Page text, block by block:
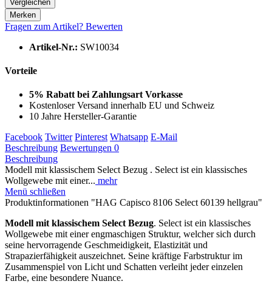
Vergleichen
Merken
Fragen zum Artikel? Bewerten
Artikel-Nr.: SW10034
Vorteile
5% Rabatt bei Zahlungsart Vorkasse
Kostenloser Versand innerhalb EU und Schweiz
10 Jahre Hersteller-Garantie
Facebook Twitter Pinterest Whatsapp E-Mail
Beschreibung Bewertungen 0
Beschreibung
Modell mit klassischem Select Bezug . Select ist ein klassisches
Wollgewebe mit einer... mehr
Menü schließen
Produktinformationen "HAG Capisco 8106 Select 60139 hellgrau"
Modell mit klassischem Select Bezug. Select ist ein klassisches
Wollgewebe mit einer engmaschigen Struktur, welcher sich durch
seine hervorragende Geschmeidigkeit, Elastizität und
Strapazierfähigkeit auszeichnet. Seine kräftige Farbstruktur im
Zusammenspiel von Licht und Schatten verleiht jeder einzelen
Farbe, eine besondere Nuance.